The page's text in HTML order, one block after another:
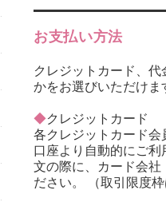
お支払い方法
クレジットカード、
かをお選びいただけま
◆クレジットカード
各クレジットカード
口座より自動的にご
文の際に、カード会社
ださい。 （取引限度